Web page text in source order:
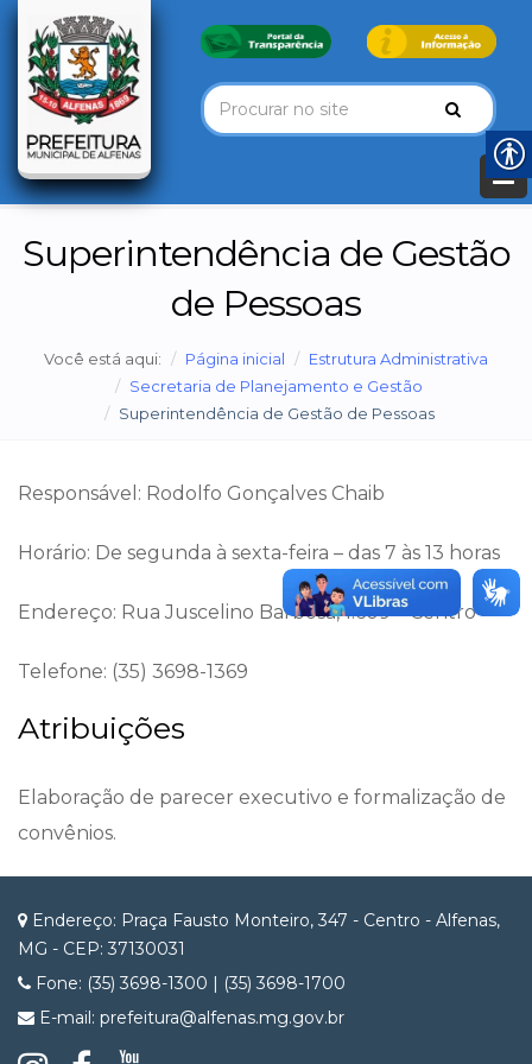
Superintendência de Gestão
de Pessoas
Você está aqui: Página inicial
Estrutura Administrativa
Secretaria de Planejamento e Gestão
Superintendência de Gestão de Pessoas
Responsável: Rodolfo Gonçalves Chaib
Horário: De segunda à sexta-feira – das 7 às 13 horas
Endereço: Rua Juscelino Barbosa, 1.609 – Centro
Telefone: (35) 3698-1369
Atribuições
Elaboração de parecer executivo e formalização de
convênios.
Endereço: Praça Fausto Monteiro, 347 - Centro - Alfenas,
MG - CEP: 37130031
Fone: (35) 3698-1300 | (35) 3698-1700
E-mail: prefeitura@alfenas.mg.gov.br